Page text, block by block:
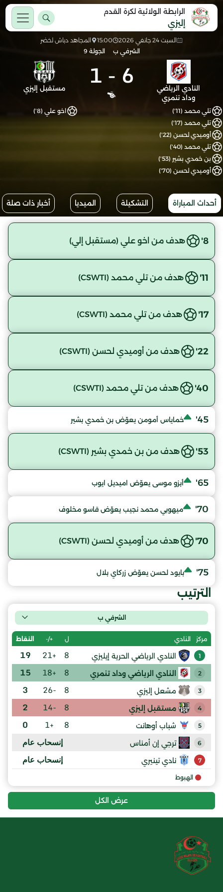
الرابطة الولائية لكرة القدم
إليزي
السبت 24 جانفي 2026 15:00
المجاهد دباش لخضر
الشرفي ب
الجولة 9
النادي الرياضي
وداد تنمري
6
-
1 مستقبل إليزي
تلي محمد (11')
تلي محمد (17')
أوميدي لحسن (22')
تلي محمد (40')
بن خمدي بشير (53')
أوميدي لحسن (70')
اخو علي (8')
أحداث المباراة التشكيلة الميديا أخبار ذات صلة
8' هدف من اخو علي (مستقبل إلي)
11' هدف من تلي محمد (CSWTI)
17' هدف من تلي محمد (CSWTI)
22' هدف من أوميدي لحسن (CSWTI)
40' هدف من تلي محمد (CSWTI)
45' خماياس أمومن يعوّض بن خمدي بشير
53' هدف من بن خمدي بشير (CSWTI)
65' أبزو موسى يعوّض اميديل ايوب
70' ميهوبي محمد نجيب يعوّض قاسو مخلوف
70' هدف من أوميدي لحسن (CSWTI)
75' بايود لحسن يعوّض زركاي بلال
الترتيب
الشرفي ب
مركز النادي ل +/- النقاط
1 النادي الرياضي الحرية إيليزي 8
+21
19
2 النادي الرياضي وداد تنمري 8
+18
15
3 مشعل إليزي 8
-26
3
4 مستقبل إليزي 8
-14
2
5 شباب أوهانت 8
+1
0
6 ترجي إن أمناس إنسحاب عام
7 نادي تينيري إنسحاب عام
الهبوط
عرض الكل